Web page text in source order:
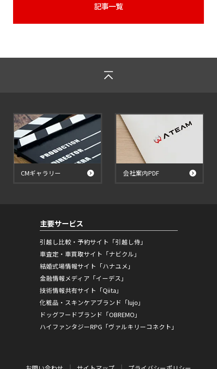
記事一覧
CMギャラリー 会社案内PDF
主要サービス
引越し比較・予約サイト「引越し侍」
車査定・車買取サイト「ナビクル」
結婚式場情報サイト「ハナユメ」
金融情報メディア「イーデス」
技術情報共有サイト「Qiita」
化粧品・スキンケアブランド「lujo」
ドッグフードブランド「OBREMO」
ハイファンタジーRPG「ヴァルキリーコネクト」